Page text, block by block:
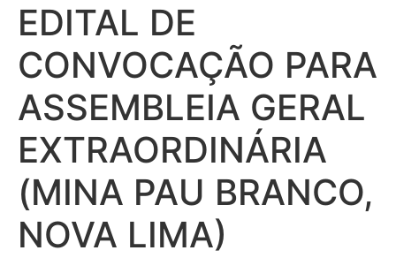
EDITAL DE
CONVOCAÇÃO PARA
ASSEMBLEIA GERAL
EXTRAORDINÁRIA
(MINA PAU BRANCO,
NOVA LIMA)